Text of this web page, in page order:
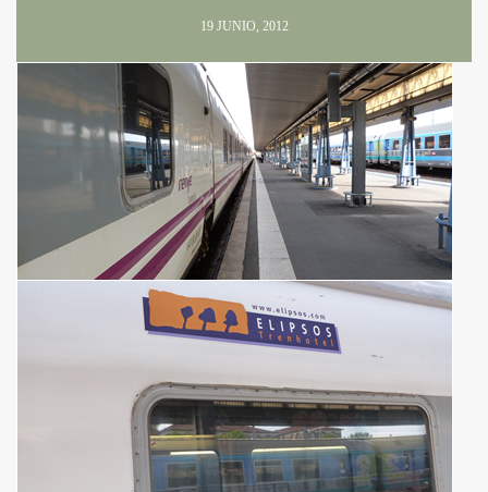
19 JUNIO, 2012